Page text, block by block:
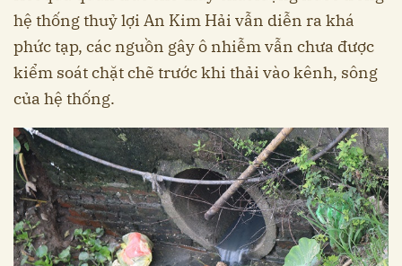
hệ thống thuỷ lợi An Kim Hải vẫn diễn ra khá
phức tạp, các nguồn gây ô nhiễm vẫn chưa được
kiểm soát chặt chẽ trước khi thải vào kênh, sông
của hệ thống.